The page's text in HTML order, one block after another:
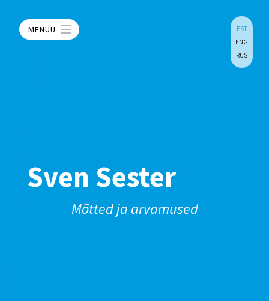
MENÜÜ
EST
ENG
RUS
Sven Sester
Mõtted ja arvamused